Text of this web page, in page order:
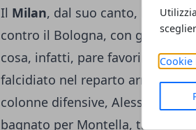
Cookie
Il Milan, dal suo canto, ha dato
contro il Bologna, con gli
cosa, infatti, pare favorire gli
falcidiato nel reparto arretrato,
colonne difensive, Alessio
bagnato per Montella, tanto